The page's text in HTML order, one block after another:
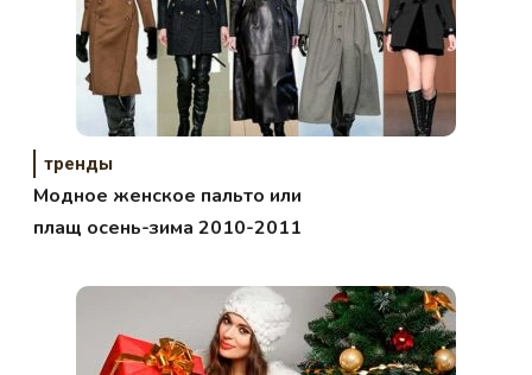
тренды
Модное женское пальто или
плащ осень-зима 2010-2011